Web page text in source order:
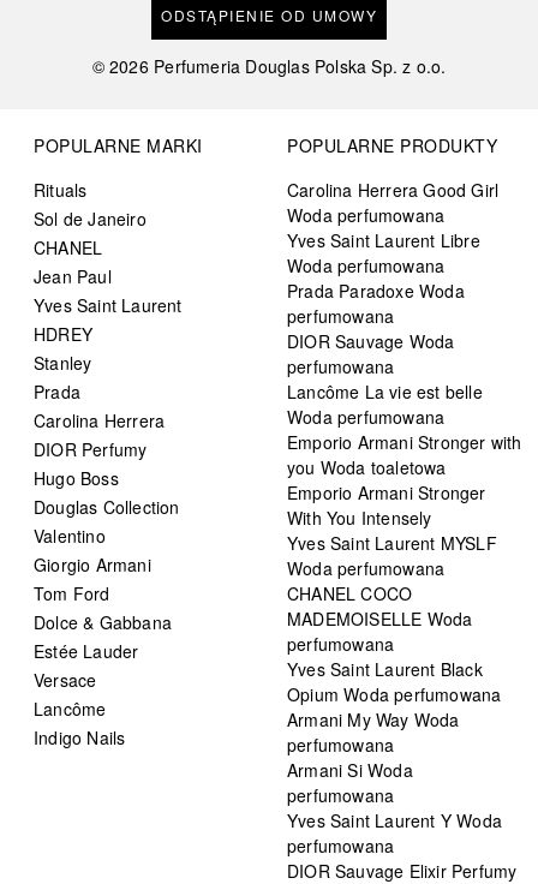
ODSTĄPIENIE OD UMOWY
©2026 Perfumeria Douglas Polska Sp. z o.o.
POPULARNE MARKI
Rituals
Sol de Janeiro
CHANEL
Jean Paul
Yves Saint Laurent
HDREY
Stanley
Prada
Carolina Herrera
DIOR Perfumy
Hugo Boss
Douglas Collection
Valentino
Giorgio Armani
Tom Ford
Dolce & Gabbana
Estée Lauder
Versace
Lancôme
Indigo Nails
POPULARNE PRODUKTY
Carolina Herrera Good Girl
Woda perfumowana
Yves Saint Laurent Libre
Woda perfumowana
Prada Paradoxe Woda
perfumowana
DIOR Sauvage Woda
perfumowana
Lancôme La vie est belle
Woda perfumowana
Emporio Armani Stronger with
you Woda toaletowa
Emporio Armani Stronger
With You Intensely
Yves Saint Laurent MYSLF
Woda perfumowana
CHANEL COCO
MADEMOISELLE Woda
perfumowana
Yves Saint Laurent Black
Opium Woda perfumowana
Armani My Way Woda
perfumowana
Armani Si Woda
perfumowana
Yves Saint Laurent Y Woda
perfumowana
DIOR Sauvage Elixir Perfumy